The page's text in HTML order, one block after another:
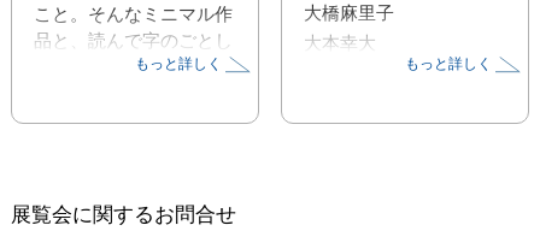
こと。そんなミニマル作
品と、読んで字のごとし
で、ミニマル(ミニで〇
制作して頂き、ミニマル
もっと詳しく
大橋麻里子
大本幸大
もっと詳しく
展覧会に関するお問合せ